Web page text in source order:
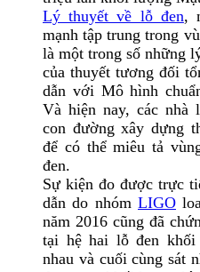
Lý thuyết về lỗ đen,
mạnh tập trung trong
là một trong số những
của thuyết tương đối
dẫn với Mô hình
Và hiện nay, các nhà
con đường xây dựng
để có thể miêu tả
đen.
Sự kiện đo được trực
dẫn do nhóm LIGO
năm 2016 cũng đã
tại hệ hai lỗ đen khối
nhau và cuối cùng sát